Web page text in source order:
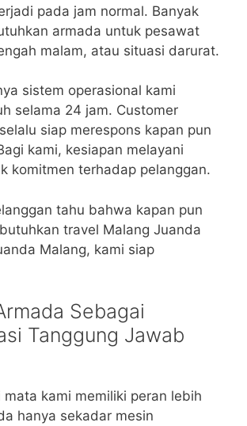
pada jam normal. Banyak
armada untuk pesawat
malam, atau situasi darurat.
sistem operasional kami
selama 24 jam. Customer
siap merespons kapan pun
kami, kesiapan melayani
komitmen terhadap pelanggan.
tahu bahwa kapan pun
travel Malang Juanda
Malang, kami siap
Sebagai
Tanggung Jawab
mata kami memiliki peran lebih
hanya sekadar mesin